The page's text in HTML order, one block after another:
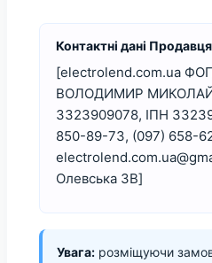
Контактні дані
[electrolend.com.ua
ВОЛОДИМИР
3323909078, ІПН
850-89-73, (097) 658-
Олевська 3В]
Увага: розміщуючи